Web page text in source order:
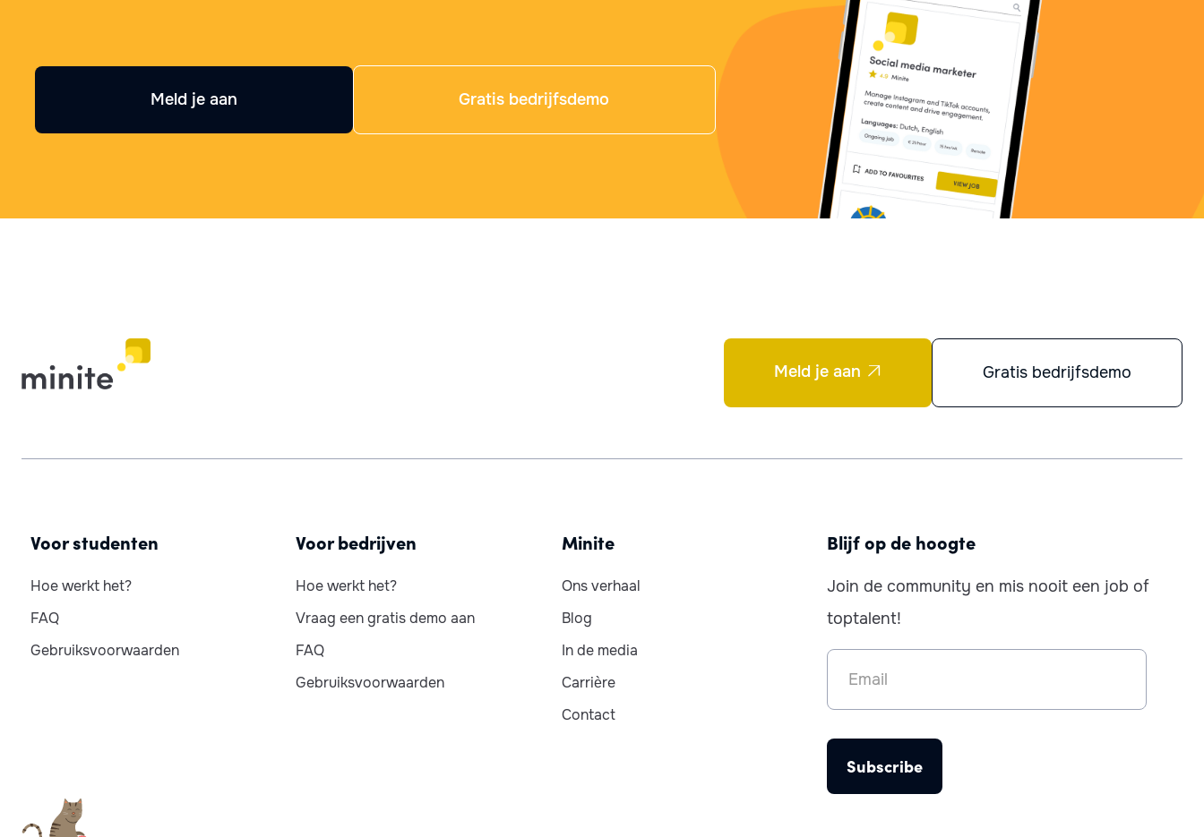
Meld je aan Gratis bedrijfsdemo
Meld je aan  Gratis bedrijfsdemo
Voor studenten
Hoe werkt het?
FAQ
Gebruiksvoorwaarden
Voor bedrijven
Hoe werkt het?
Vraag een gratis demo aan
FAQ
Gebruiksvoorwaarden
Minite
Ons verhaal
Blog
In de media
Carrière
Contact
Blijf op de hoogte
Join de community en mis nooit een job of
toptalent!